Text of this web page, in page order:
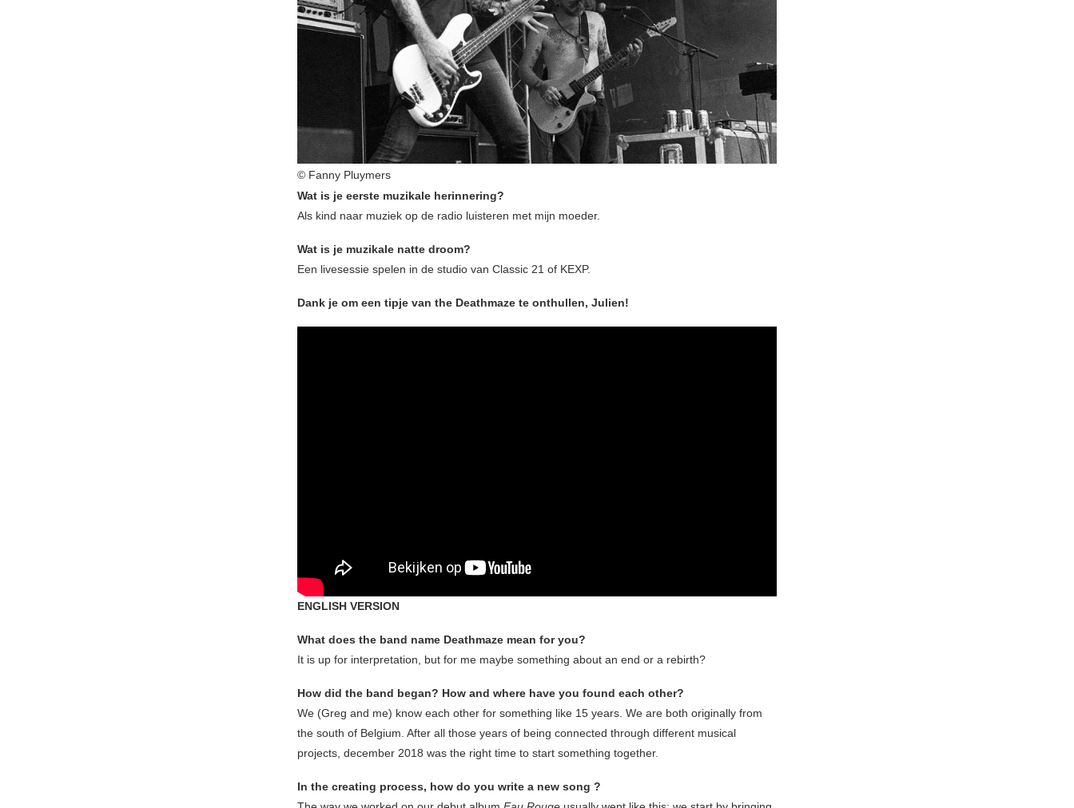
© Fanny Pluymers
Wat is je eerste muzikale herinnering?
Als kind naar muziek op de radio luisteren met mijn moeder.
Wat is je muzikale natte droom?
Een livesessie spelen in de studio van Classic 21 of KEXP.
Dank je om een tipje van the Deathmaze te onthullen, Julien!
ENGLISH VERSION
What does the band name Deathmaze mean for you?
It is up for interpretation, but for me maybe something about an end or a rebirth?
How did the band began? How and where have you found each other?
We (Greg and me) know each other for something like 15 years. We are both originally from
the south of Belgium. After all those years of being connected through different musical
projects, december 2018 was the right time to start something together.
In the creating process, how do you write a new song ?